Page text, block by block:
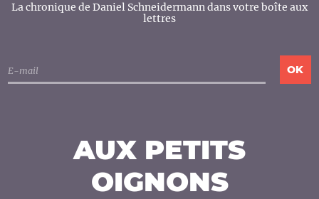
La chronique de Daniel Schneidermann dans votre boîte aux
lettres
AUX PETITS
OIGNONS